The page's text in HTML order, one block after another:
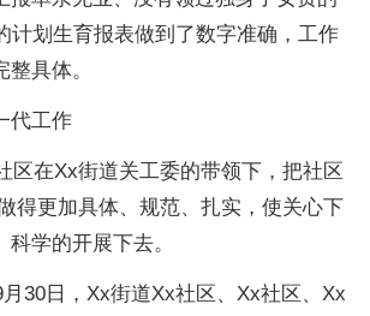
计划生育报表做到了数字准确，工作
具体。
代工作
区在Xx街道关工委的带领下，把社区
得更加具体、规范、扎实，使关心下
学的开展下去。
30日，Xx街道Xx社区、Xx社区、Xx